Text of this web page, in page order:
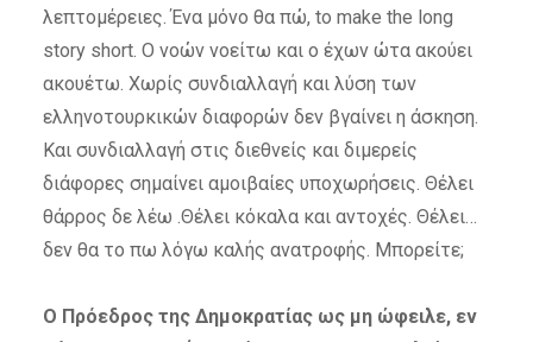
λεπτομέρειες. Ένα μόνο θα πώ, to make the long
story short. Ο νοών νοείτω και ο έχων ώτα ακούει
ακουέτω. Χωρίς συνδιαλλαγή και λύση των
ελληνοτουρκικών διαφορών δεν βγαίνει η άσκηση.
Και συνδιαλλαγή στις διεθνείς και διμερείς
διάφορες σημαίνει αμοιβαίες υποχωρήσεις. Θέλει
θάρρος δε λέω .Θέλει κόκαλα και αντοχές. Θέλει…
δεν θα το πω λόγω καλής ανατροφής. Μπορείτε;
Ο Πρόεδρος της Δημοκρατίας ως μη ώφειλε, εν